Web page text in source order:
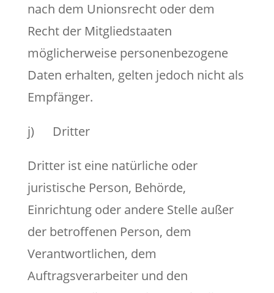
nach dem Unionsrecht oder dem
Recht der Mitgliedstaaten
möglicherweise personenbezogene
Daten erhalten, gelten jedoch nicht als
Empfänger.
j) Dritter
Dritter ist eine natürliche oder
juristische Person, Behörde,
Einrichtung oder andere Stelle außer
der betroffenen Person, dem
Verantwortlichen, dem
Auftragsverarbeiter und den